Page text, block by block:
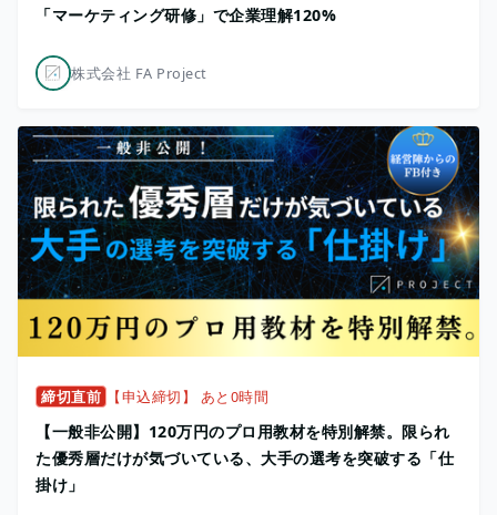
「マーケティング研修」で企業理解120%
株式会社 FA Project
締切直前 【申込締切】 あと0時間
【一般非公開】120万円のプロ用教材を特別解禁。限られ
た優秀層だけが気づいている、大手の選考を突破する「仕
掛け」